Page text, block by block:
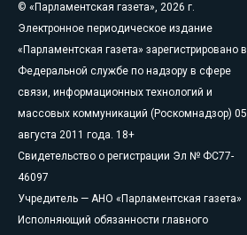
© «Парламентская газета», 2026 г.
Электронное периодическое издание
«Парламентская газета» зарегистрировано в
Федеральной службе по надзору в сфере
связи, информационных технологий и
массовых коммуникаций (Роскомнадзор) 05
августа 2011 года. 18+
Свидетельство о регистрации Эл № ФС77-
46097
Учредитель — АНО «Парламентская газета»
Исполняющий обязанности главного